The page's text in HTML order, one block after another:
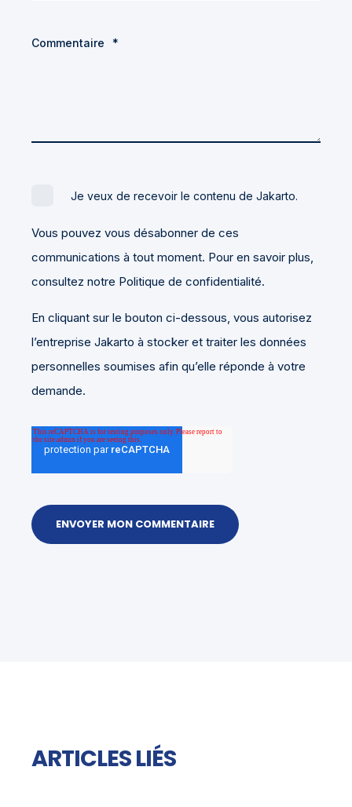
Commentaire *
Je veux de recevoir le contenu de Jakarto.
Vous pouvez vous désabonner de ces
communications à tout moment. Pour en savoir plus,
consultez notre Politique de confidentialité.
En cliquant sur le bouton ci-dessous, vous autorisez
l’entreprise Jakarto à stocker et traiter les données
personnelles soumises afin qu’elle réponde à votre
demande.
ARTICLES LIÉS